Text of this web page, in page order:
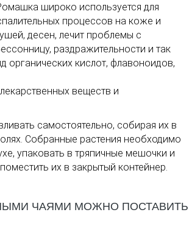
широко используется для
процессов на коже и
десен, лечит проблемы с
раздражительности и так
органических кислот, флавоноидов,
веществ и
самостоятельно, собирая их в
Собранные растения необходимо
упаковать в тряпичные мешочки и
их в закрытый контейнер.